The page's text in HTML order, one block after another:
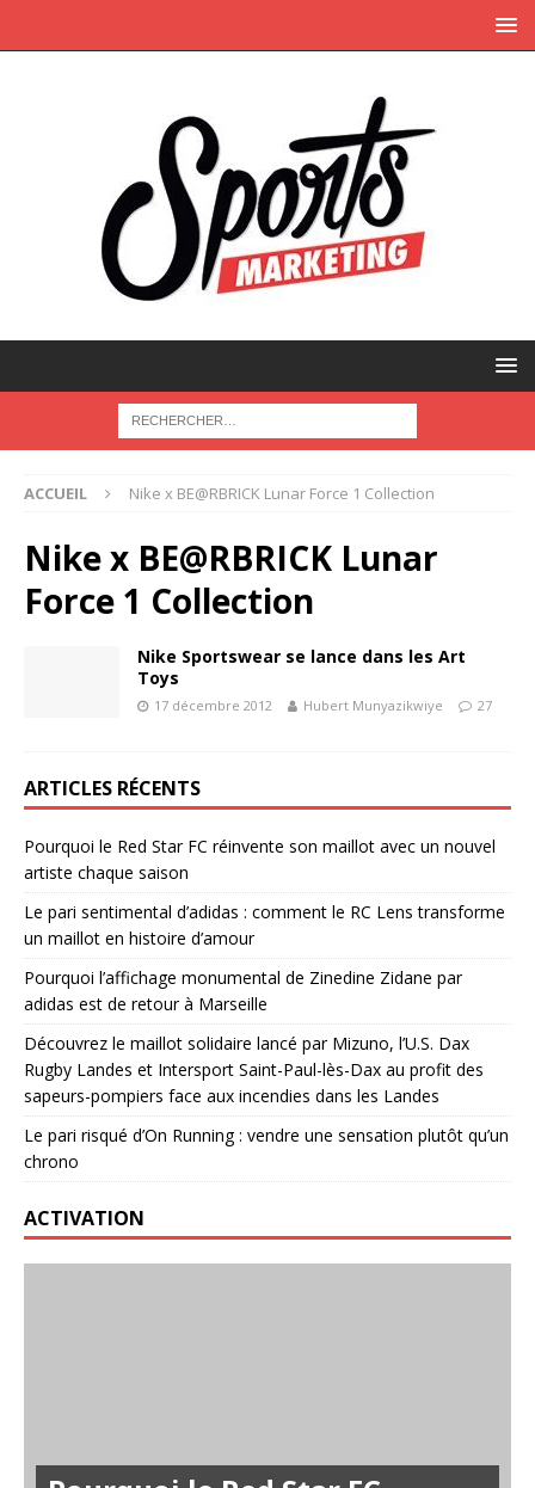
ACCUEIL Nike x BE@RBRICK Lunar Force 1 Collection
Nike x BE@RBRICK Lunar
Force 1 Collection
Nike Sportswear se lance dans les Art
Toys
17 décembre 2012 Hubert Munyazikwiye 27
ARTICLES RÉCENTS
Pourquoi le Red Star FC réinvente son maillot avec un nouvel
artiste chaque saison
Le pari sentimental d’adidas : comment le RC Lens transforme
un maillot en histoire d’amour
Pourquoi l’affichage monumental de Zinedine Zidane par
adidas est de retour à Marseille
Découvrez le maillot solidaire lancé par Mizuno, l’U.S. Dax
Rugby Landes et Intersport Saint-Paul-lès-Dax au profit des
sapeurs-pompiers face aux incendies dans les Landes
Le pari risqué d’On Running : vendre une sensation plutôt qu’un
chrono
ACTIVATION